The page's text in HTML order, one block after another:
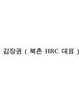
김장권 ( 북촌 HRC 대표 )